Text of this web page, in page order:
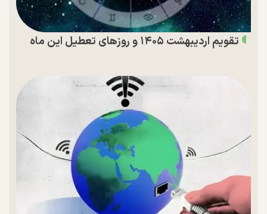
تقویم اردیبهشت ۱۴۰۵ و روز‌های تعطیل این ماه